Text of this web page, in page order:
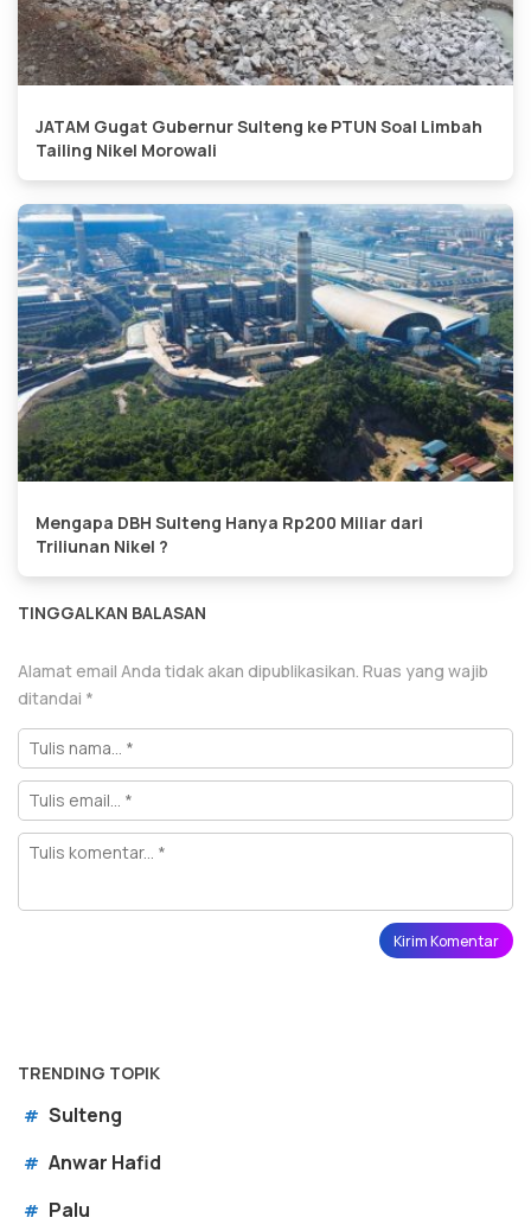
JATAM Gugat Gubernur Sulteng ke PTUN Soal Limbah
Tailing Nikel Morowali
Mengapa DBH Sulteng Hanya Rp200 Miliar dari
Triliunan Nikel ?
TINGGALKAN BALASAN
Alamat email Anda tidak akan dipublikasikan. Ruas yang wajib
ditandai *
TRENDING TOPIK
# Sulteng
# Anwar Hafid
# Palu